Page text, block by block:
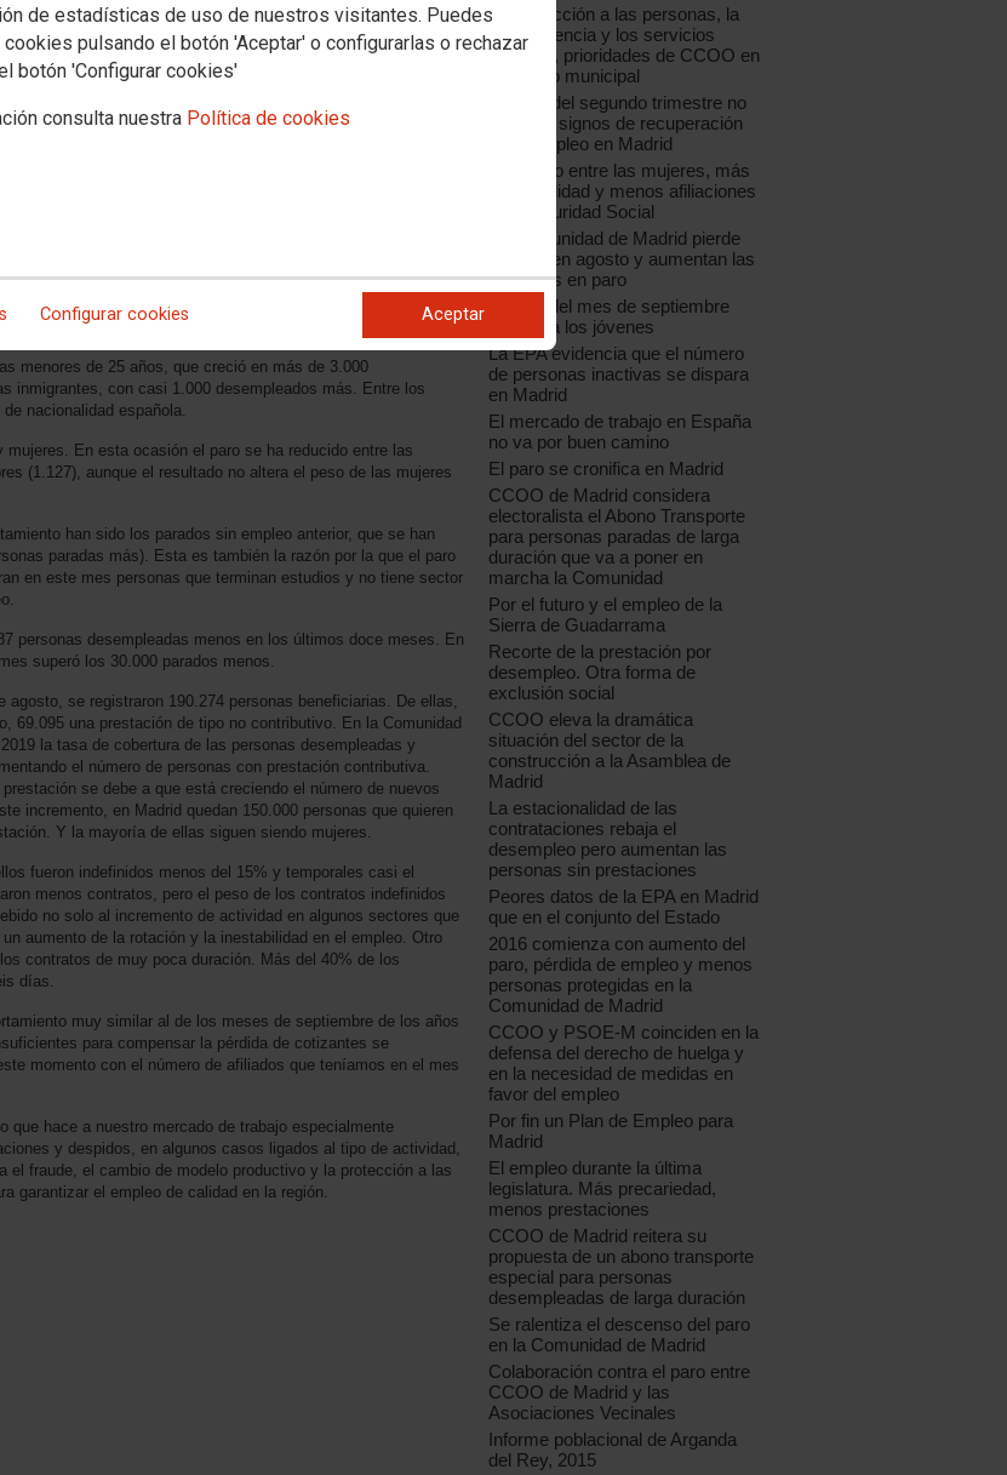
de estadísticas de uso de nuestros visitantes. Puedes
pulsando el botón 'Aceptar' o configurarlas o rechazar
botón 'Configurar cookies'
consulta nuestra Política de cookies
Configurar cookies Aceptar
menores de 25 años, que creció en más de 3.000
inmigrantes, con casi 1.000 desempleados más. Entre los
nacionalidad española.
En esta ocasión el paro se ha reducido entre las
(1.127), aunque el resultado no altera el peso de las mujeres
han sido los parados sin empleo anterior, que se han
paradas más). Esta es también la razón por la que el paro
en este mes personas que terminan estudios y no tiene sector
personas desempleadas menos en los últimos doce meses. En
superó los 30.000 parados menos.
se registraron 190.274 personas beneficiarias. De ellas,
69.095 una prestación de tipo no contributivo. En la Comunidad
la tasa de cobertura de las personas desempleadas y
el número de personas con prestación contributiva.
se debe a que está creciendo el número de nuevos
incremento, en Madrid quedan 150.000 personas que quieren
Y la mayoría de ellas siguen siendo mujeres.
fueron indefinidos menos del 15% y temporales casi el
menos contratos, pero el peso de los contratos indefinidos
no solo al incremento de actividad en algunos sectores que
aumento de la rotación y la inestabilidad en el empleo. Otro
contratos de muy poca duración. Más del 40% de los
días.
muy similar al de los meses de septiembre de los años
para compensar la pérdida de cotizantes se
momento con el número de afiliados que teníamos en el mes
que hace a nuestro mercado de trabajo especialmente
y despidos, en algunos casos ligados al tipo de actividad,
el fraude, el cambio de modelo productivo y la protección a las
garantizar el empleo de calidad en la región.
La protección a las personas, la
transparencia y los servicios
públicos, prioridades de CCOO en
el ámbito municipal
La EPA del segundo trimestre no
muestra signos de recuperación
en el empleo en Madrid
Más paro entre las mujeres, más
temporalidad y menos afiliaciones
a la Seguridad Social
La Comunidad de Madrid pierde
empleo en agosto y aumentan las
personas en paro
El paro del mes de septiembre
castiga a los jóvenes
La EPA evidencia que el número
de personas inactivas se dispara
en Madrid
El mercado de trabajo en España
no va por buen camino
El paro se cronifica en Madrid
CCOO de Madrid considera
electoralista el Abono Transporte
para personas paradas de larga
duración que va a poner en
marcha la Comunidad
Por el futuro y el empleo de la
Sierra de Guadarrama
Recorte de la prestación por
desempleo. Otra forma de
exclusión social
CCOO eleva la dramática
situación del sector de la
construcción a la Asamblea de
Madrid
La estacionalidad de las
contrataciones rebaja el
desempleo pero aumentan las
personas sin prestaciones
Peores datos de la EPA en Madrid
que en el conjunto del Estado
2016 comienza con aumento del
paro, pérdida de empleo y menos
personas protegidas en la
Comunidad de Madrid
CCOO y PSOE-M coinciden en la
defensa del derecho de huelga y
en la necesidad de medidas en
favor del empleo
Por fin un Plan de Empleo para
Madrid
El empleo durante la última
legislatura. Más precariedad,
menos prestaciones
CCOO de Madrid reitera su
propuesta de un abono transporte
especial para personas
desempleadas de larga duración
Se ralentiza el descenso del paro
en la Comunidad de Madrid
Colaboración contra el paro entre
CCOO de Madrid y las
Asociaciones Vecinales
Informe poblacional de Arganda
del Rey, 2015